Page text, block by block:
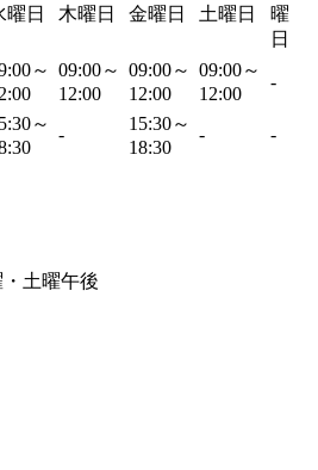
曜日 木曜日 金曜日 土曜日
曜
日
～ 09:00～
12:00
09:00～
12:00
09:00～
12:00
-
～
-
15:30～
18:30
- -
土曜午後